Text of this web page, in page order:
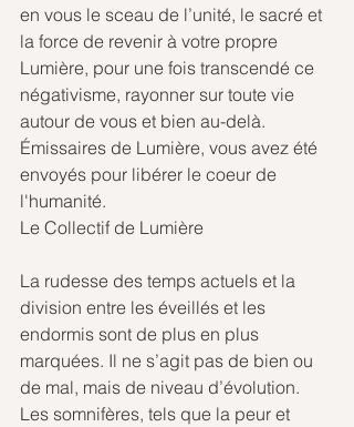
en vous le sceau de l’unité, le sacré et
la force de revenir à votre propre
Lumière, pour une fois transcendé ce
négativisme, rayonner sur toute vie
autour de vous et bien au-delà.
Émissaires de Lumière, vous avez été
envoyés pour libérer le coeur de
l'humanité.
Le Collectif de Lumière
La rudesse des temps actuels et la
division entre les éveillés et les
endormis sont de plus en plus
marquées. Il ne s’agit pas de bien ou
de mal, mais de niveau d’évolution.
Les somnifères, tels que la peur et